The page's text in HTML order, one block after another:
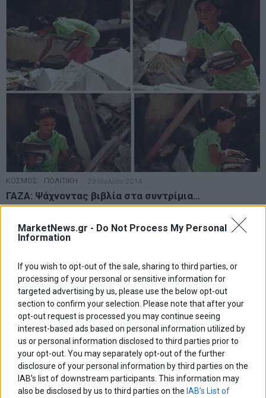
MarketNews.gr - Do Not Process My Personal
Information
If you wish to opt-out of the sale, sharing to third parties, or
processing of your personal or sensitive information for
targeted advertising by us, please use the below opt-out
section to confirm your selection. Please note that after your
opt-out request is processed you may continue seeing
interest-based ads based on personal information utilized by
us or personal information disclosed to third parties prior to
your opt-out. You may separately opt-out of the further
disclosure of your personal information by third parties on the
IAB’s list of downstream participants. This information may
also be disclosed by us to third parties on the IAB’s List of
ΚΟΣΜΟΣ ΠΟΛΙΤΙΚΗ 29 Ιουλίου 2014
ΓΑΖΑ: Ψάχνοντας βιβλία στα συντρίμια…